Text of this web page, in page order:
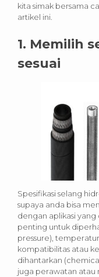
kita simak bersama
artikel ini.
1. Memilih
sesuai
Spesifikasi selang
supaya anda bisa
dengan aplikasi
penting untuk
pressure),
kompatibilitas atau
dihantarkan
juga perawatan atau